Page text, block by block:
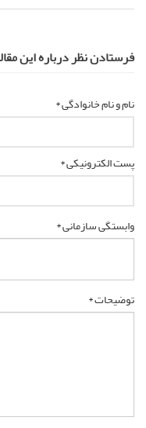
فرستادن نظر درباره این
نام و نام خانوادگی *
پست الکترونیکی *
وابستگی سازمانی *
توضیحات *